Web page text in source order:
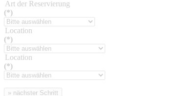
Art der Reservierung
(*)
Location
(*)
Location
(*)
» nächster Schritt